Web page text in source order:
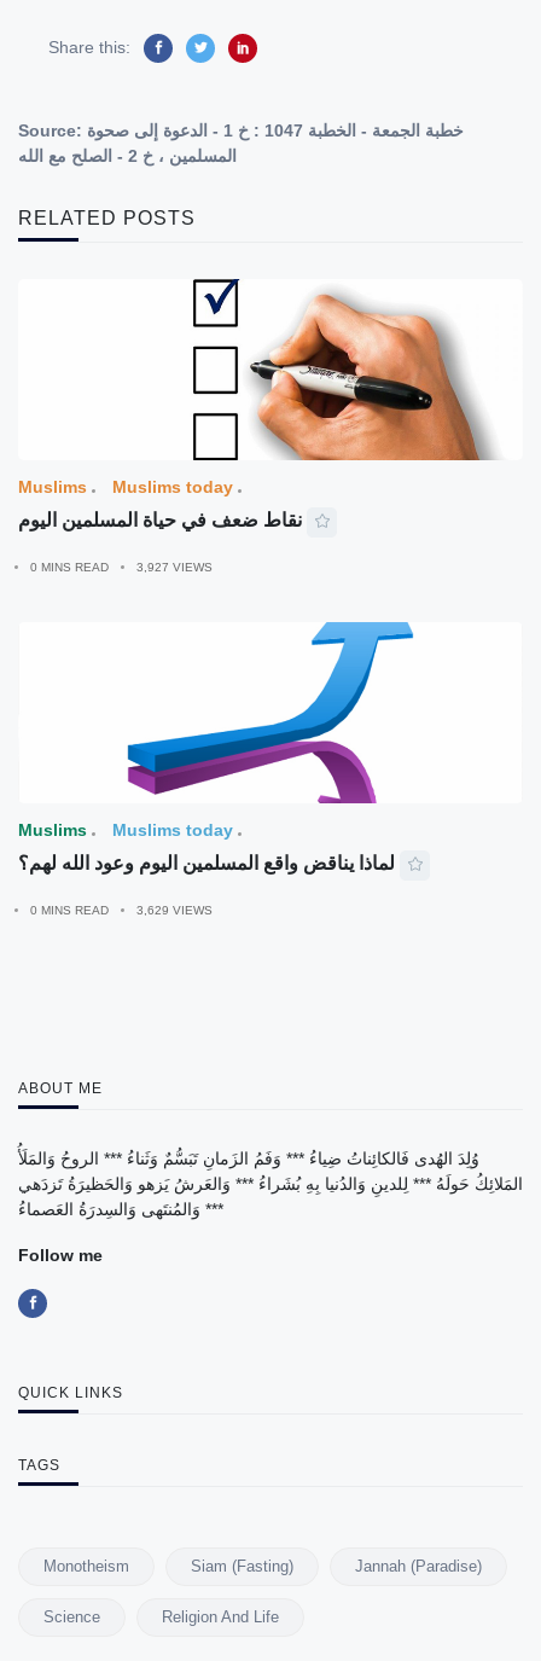
Share this:
Source: خطبة الجمعة - الخطبة 1047 : خ 1 - الدعوة إلى صحوة
المسلمين ، خ 2 - الصلح مع الله
RELATED POSTS
Muslims Muslims today
نقاط ضعف في حياة المسلمين اليوم
0 MINS READ 3,927 VIEWS
Muslims Muslims today
لماذا يناقض واقع المسلمين اليوم وعود الله لهم؟
0 MINS READ 3,629 VIEWS
ABOUT ME
وُلِدَ الهُدى فَالكائِناتُ ضِياءُ *** وَفَمُ الزَمانِ تَبَسُّمٌ وَثَناءُ *** الروحُ وَالمَلَأُ
المَلائِكُ حَولَهُ *** لِلدينِ وَالدُنيا بِهِ بُشَراءُ *** وَالعَرشُ يَزهو وَالحَظيرَةُ تَزدَهي
*** وَالمُنتَهى وَالسِدرَةُ العَصماءُ
Follow me
QUICK LINKS
TAGS
Monotheism Siam (Fasting) Jannah (Paradise)
Science Religion And Life